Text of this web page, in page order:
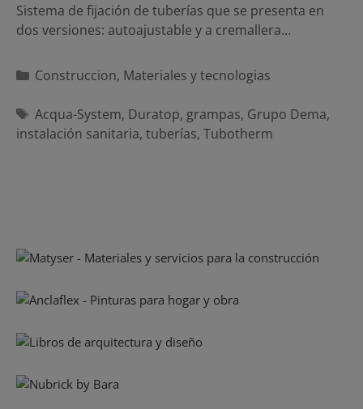
Sistema de fijación de tuberías que se presenta en
dos versiones: autoajustable y a cremallera…
Categorías
Construccion, Materiales y tecnologias
Etiquetas
Acqua-System, Duratop, grampas, Grupo Dema,
instalación sanitaria, tuberías, Tubotherm